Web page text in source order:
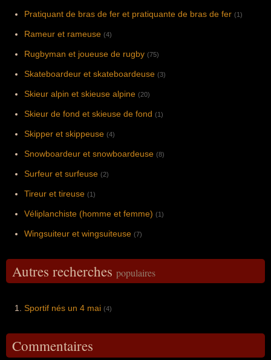
Pratiquant de bras de fer et pratiquante de bras de fer (1)
Rameur et rameuse (4)
Rugbyman et joueuse de rugby (75)
Skateboardeur et skateboardeuse (3)
Skieur alpin et skieuse alpine (20)
Skieur de fond et skieuse de fond (1)
Skipper et skippeuse (4)
Snowboardeur et snowboardeuse (8)
Surfeur et surfeuse (2)
Tireur et tireuse (1)
Véliplanchiste (homme et femme) (1)
Wingsuiteur et wingsuiteuse (7)
Autres recherches populaires
Sportif nés un 4 mai (4)
Commentaires